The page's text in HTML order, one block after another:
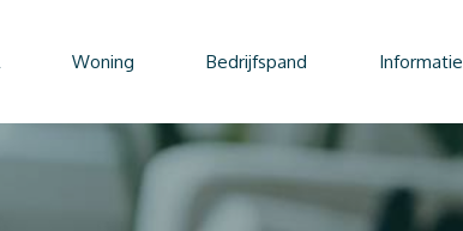
Woning Bedrijfspand Informatie